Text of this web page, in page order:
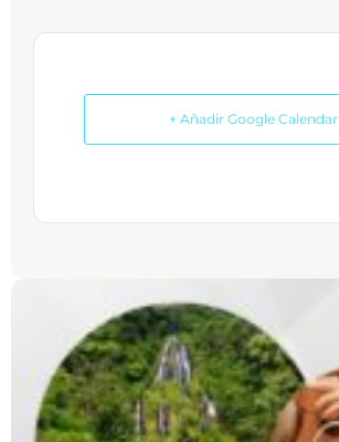
+ Añadir Google Calendar